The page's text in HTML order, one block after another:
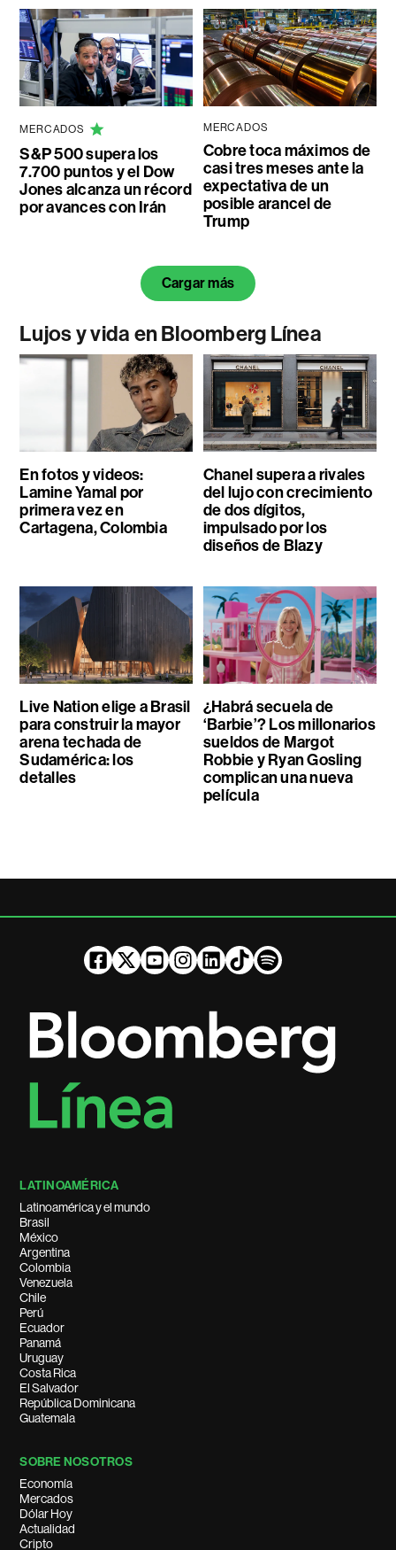
MERCADOS
S&P 500 supera los
7.700 puntos y el Dow
Jones alcanza un récord
por avances con Irán
MERCADOS
Cobre toca máximos de
casi tres meses ante la
expectativa de un
posible arancel de
Trump
Cargar más
Lujos y vida en Bloomberg Línea
En fotos y videos:
Lamine Yamal por
primera vez en
Cartagena, Colombia
Chanel supera a rivales
del lujo con crecimiento
de dos dígitos,
impulsado por los
diseños de Blazy
Live Nation elige a Brasil
para construir la mayor
arena techada de
Sudamérica: los
detalles
¿Habrá secuela de
‘Barbie’? Los millonarios
sueldos de Margot
Robbie y Ryan Gosling
complican una nueva
película
LATINOAMÉRICA
Latinoamérica y el mundo
Brasil
México
Argentina
Colombia
Venezuela
Chile
Perú
Ecuador
Panamá
Uruguay
Costa Rica
El Salvador
República Dominicana
Guatemala
SOBRE NOSOTROS
Economía
Mercados
Dólar Hoy
Actualidad
Cripto